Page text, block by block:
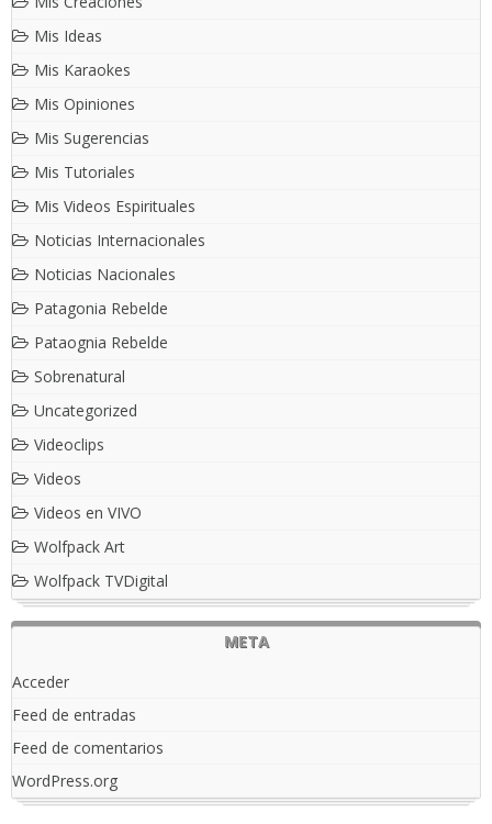
Mis Ideas
Mis Karaokes
Mis Opiniones
Mis Sugerencias
Mis Tutoriales
Mis Videos Espirituales
Noticias Internacionales
Noticias Nacionales
Patagonia Rebelde
Pataognia Rebelde
Sobrenatural
Uncategorized
Videoclips
Videos
Videos en VIVO
Wolfpack Art
Wolfpack TVDigital
META
Acceder
Feed de entradas
Feed de comentarios
WordPress.org